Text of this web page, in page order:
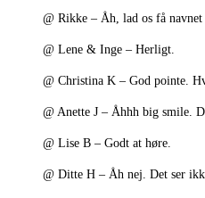
@ Rikke – Åh, lad os få
@ Lene & Inge – Herligt.
@ Christina K – God pointe.
@ Anette J – Åhhh big smile.
@ Lise B – Godt at høre.
@ Ditte H – Åh nej. Det ser